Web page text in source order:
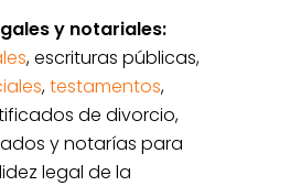
y notariales:
, escrituras públicas,
,testamentos,
de divorcio,
y notarías para
legal de la